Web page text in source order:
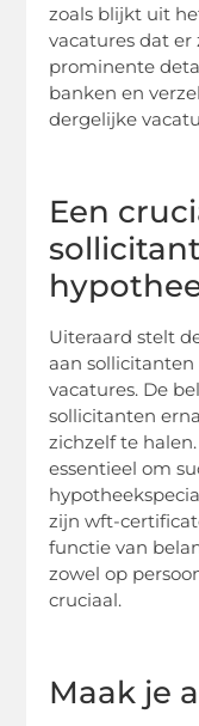
zoals blijkt uit
vacatures dat er
prominente
banken en
dergelijke
Een
Uiteraard stelt
aan
vacatures. De
sollicitanten
zichzelf te
essentieel om
zijn wft-
functie van
zowel op
cruciaal.
Maak je